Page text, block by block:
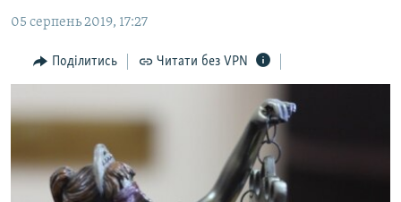
основної
навігації
Перейти
до
пошуку
БЛОГИ
ПОГЛЯД
ВСЕ ЗА ДЕНЬ
СПЕЦПРОЕКТИ
ДЕПОРТАЦІЯ
ЯК ОБІЙТИ БЛОКУВАННЯ
05 серпень 2019, 17:27
Поділитись Читати без VPN